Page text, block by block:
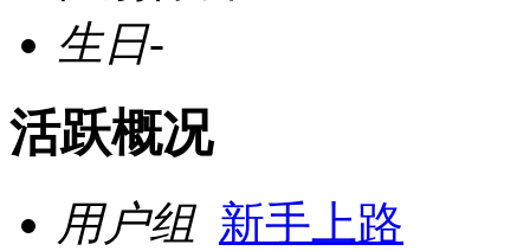
生日-
活跃概况
用户组 新手上路